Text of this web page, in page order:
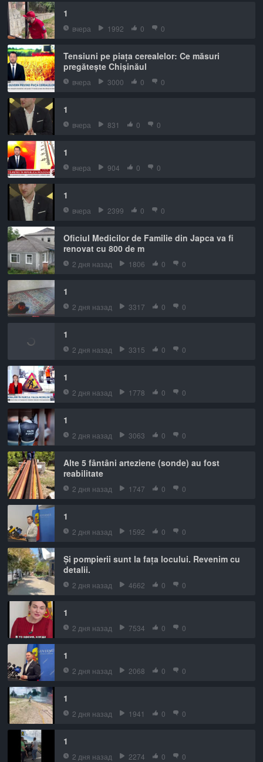
1
вчера 1992 0 0
Tensiuni pe piața cerealelor: Ce măsuri
pregătește Chișinăul
вчера 3000 0 0
1
вчера 831 0 0
1
вчера 904 0 0
1
вчера 2399 0 0
Oficiul Medicilor de Familie din Japca va fi
renovat cu 800 de m
2 дня назад 1806 0 0
1
2 дня назад 3317 0 0
1
2 дня назад 3315 0 0
1
2 дня назад 1778 0 0
1
2 дня назад 3063 0 0
Alte 5 fântâni arteziene (sonde) au fost
reabilitate
2 дня назад 1747 0 0
1
2 дня назад 1592 0 0
Și pompierii sunt la fața locului. Revenim cu
detalii.
2 дня назад 4662 0 0
1
2 дня назад 7534 0 0
1
2 дня назад 2068 0 0
1
2 дня назад 1941 0 0
1
2 дня назад 2274 0 0